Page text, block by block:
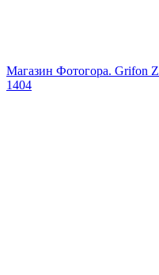
Магазин Фотогора. Grifon
1404